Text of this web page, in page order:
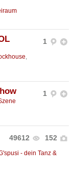
1
,
1
49612 152
- dein Tanz &